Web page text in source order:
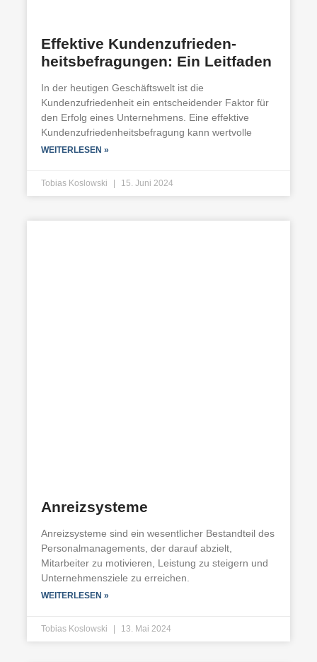
Effektive Kundenzufrieden­
heitsbefragungen: Ein Leitfaden
In der heutigen Geschäftswelt ist die
Kundenzufriedenheit ein entscheidender Faktor für
den Erfolg eines Unternehmens. Eine effektive
Kundenzufriedenheitsbefragung kann wertvolle
WEITERLESEN »
Tobias Koslowski 15. Juni 2024
Anreizsysteme
Anreizsysteme sind ein wesentlicher Bestandteil des
Personalmanagements, der darauf abzielt,
Mitarbeiter zu motivieren, Leistung zu steigern und
Unternehmensziele zu erreichen.
WEITERLESEN »
Tobias Koslowski 13. Mai 2024